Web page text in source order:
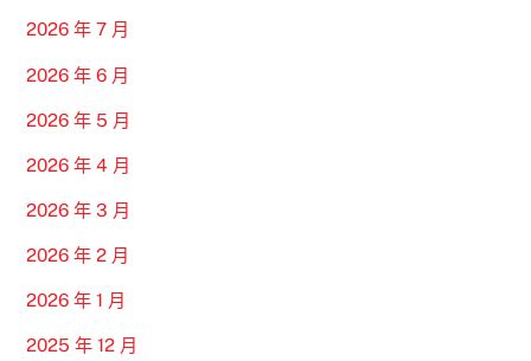
2026 年 7 月
2026 年 6 月
2026 年 5 月
2026 年 4 月
2026 年 3 月
2026 年 2 月
2026 年 1 月
2025 年 12 月